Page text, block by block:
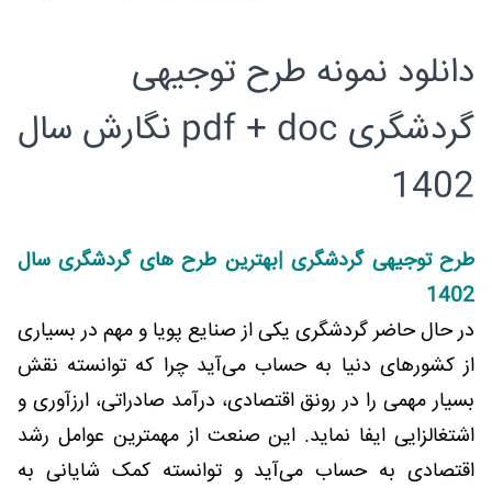
دانلود نمونه طرح توجیهی
گردشگری pdf + doc نگارش سال
1402
طرح توجیهی گردشگری |بهترین طرح های گردشگری سال
1402
در حال حاضر گردشگری یکی از صنایع پویا و مهم در بسیاری
از کشورهای دنیا به حساب می‌آید چرا که توانسته نقش
بسیار مهمی را در رونق اقتصادی، درآمد صادراتی، ارزآوری و
اشتغالزایی ایفا نماید. این صنعت از مهمترین عوامل رشد
اقتصادی به حساب می‌آید و توانسته کمک شایانی به